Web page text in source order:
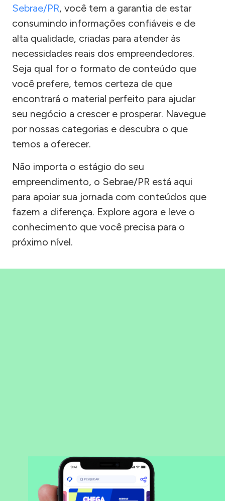
Sebrae/PR, você tem a garantia de estar
consumindo informações confiáveis e de
alta qualidade, criadas para atender às
necessidades reais dos empreendedores.
Seja qual for o formato de conteúdo que
você prefere, temos certeza de que
encontrará o material perfeito para ajudar
seu negócio a crescer e prosperar. Navegue
por nossas categorias e descubra o que
temos a oferecer.
Não importa o estágio do seu
empreendimento, o Sebrae/PR está aqui
para apoiar sua jornada com conteúdos que
fazem a diferença. Explore agora e leve o
conhecimento que você precisa para o
próximo nível.